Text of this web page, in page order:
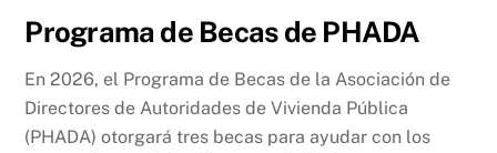
Programa de Becas de PHADA
En 2026, el Programa de Becas de la Asociación de
Directores de Autoridades de Vivienda Pública
(PHADA) otorgará tres becas para ayudar con los